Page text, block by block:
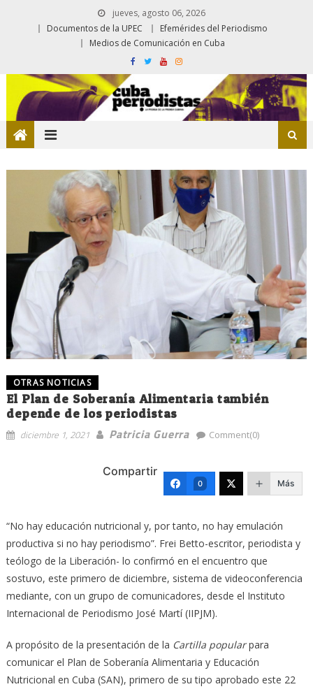
jueves, agosto 06, 2026
Documentos de la UPEC
Efemérides del Periodismo
Medios de Comunicación en Cuba
OTRAS NOTICIAS
El Plan de Soberanía Alimentaria también
depende de los periodistas
diciembre 1, 2021 Patricia Guerra Comment(0)
Compartir
0 Más
“No hay educación nutricional y, por tanto, no hay emulación
productiva si no hay periodismo”. Frei Betto-escritor, periodista y
teólogo de la Liberación- lo confirmó en el encuentro que
sostuvo, este primero de diciembre, sistema de videoconferencia
mediante, con un grupo de comunicadores, desde el Instituto
Internacional de Periodismo José Martí (IIPJM).
A propósito de la presentación de la Cartilla popularpara
comunicar el Plan de Soberanía Alimentaria y Educación
Nutricional en Cuba (SAN), primero de su tipo aprobado este 22